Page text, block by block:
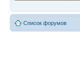
Список форумов